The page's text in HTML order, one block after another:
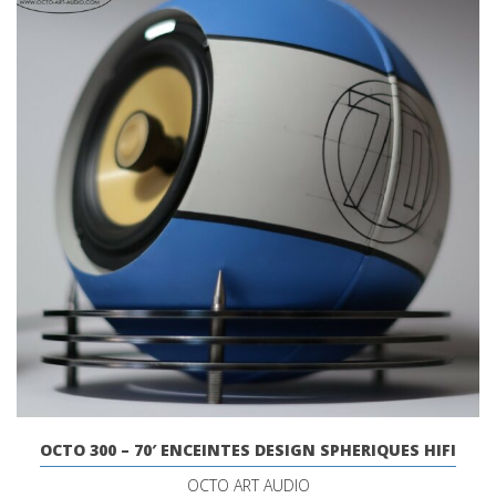
OCTO 300 – 70′ ENCEINTES DESIGN SPHERIQUES HIFI
OCTO ART AUDIO